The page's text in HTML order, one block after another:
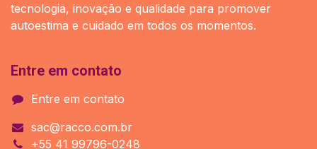
tecnologia, inovação e qualidade para promover
autoestima e cuidado em todos os momentos.
Entre em contato
Entre em contato
sac@racco.com.br
+55 41 99796-0248